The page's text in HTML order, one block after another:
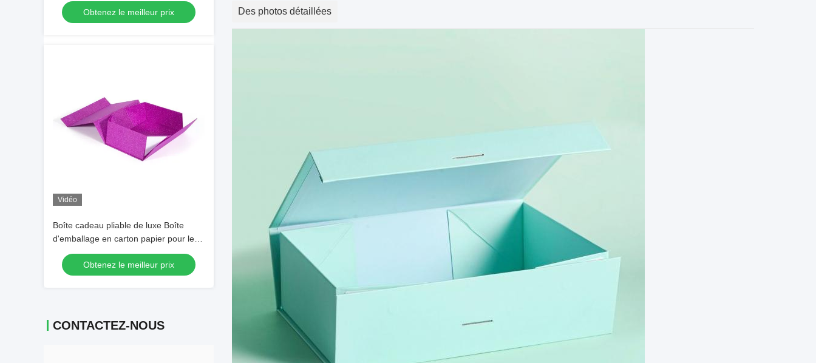
Obtenez le meilleur prix
Vidéo
Boîte cadeau pliable de luxe Boîte
d'emballage en carton papier pour les
extensions de perruque de cheveux
humainsObtenez le meilleur prix
CONTACTEZ-NOUS
Des photos détaillées